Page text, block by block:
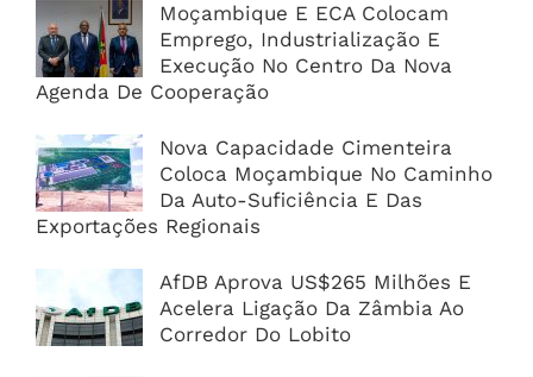
Moçambique E ECA Colocam
Emprego, Industrialização E
Execução No Centro Da Nova
Agenda De Cooperação
Nova Capacidade Cimenteira
Coloca Moçambique No Caminho
Da Auto-Suficiência E Das
Exportações Regionais
AfDB Aprova US$265 Milhões E
Acelera Ligação Da Zâmbia Ao
Corredor Do Lobito